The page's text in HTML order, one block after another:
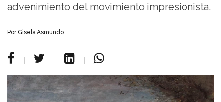
advenimiento del movimiento impresionista.
Por Gisela Asmundo